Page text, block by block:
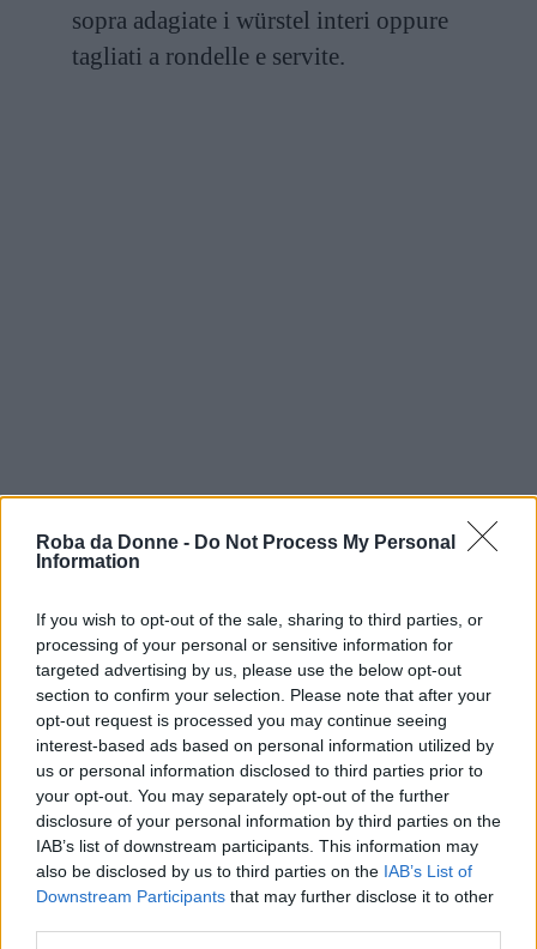
Roba da Donne - Do Not Process My Personal
Information
If you wish to opt-out of the sale, sharing to third parties, or
processing of your personal or sensitive information for
targeted advertising by us, please use the below opt-out
section to confirm your selection. Please note that after your
opt-out request is processed you may continue seeing
interest-based ads based on personal information utilized by
us or personal information disclosed to third parties prior to
your opt-out. You may separately opt-out of the further
disclosure of your personal information by third parties on the
IAB’s list of downstream participants. This information may
also be disclosed by us to third parties on the IAB’s List of
Downstream Participants that may further disclose it to other
sopra adagiate i würstel interi oppure
tagliati a rondelle e servite.
Varianti